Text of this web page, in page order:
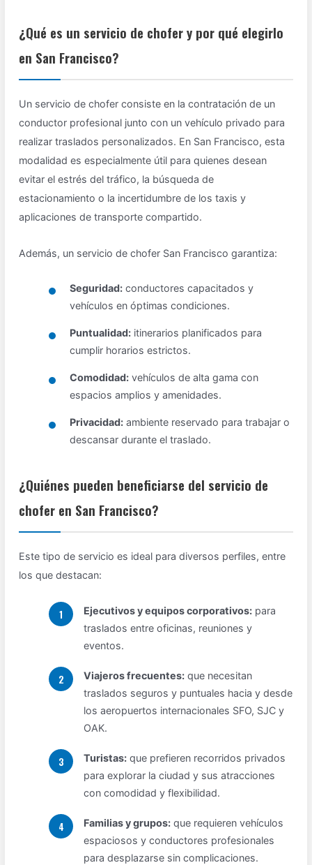
¿Qué es un servicio de chofer y por qué elegirlo
en San Francisco?
Un servicio de chofer consiste en la contratación de un
conductor profesional junto con un vehículo privado para
realizar traslados personalizados. En San Francisco, esta
modalidad es especialmente útil para quienes desean
evitar el estrés del tráfico, la búsqueda de
estacionamiento o la incertidumbre de los taxis y
aplicaciones de transporte compartido.
Además, un servicio de chofer San Francisco garantiza:
Seguridad: conductores capacitados y
vehículos en óptimas condiciones.
Puntualidad: itinerarios planificados para
cumplir horarios estrictos.
Comodidad: vehículos de alta gama con
espacios amplios y amenidades.
Privacidad: ambiente reservado para trabajar o
descansar durante el traslado.
¿Quiénes pueden beneficiarse del servicio de
chofer en San Francisco?
Este tipo de servicio es ideal para diversos perfiles, entre
los que destacan:
Ejecutivos y equipos corporativos: para
traslados entre oficinas, reuniones y
eventos.
Viajeros frecuentes: que necesitan
traslados seguros y puntuales hacia y desde
los aeropuertos internacionales SFO, SJC y
OAK.
Turistas: que prefieren recorridos privados
para explorar la ciudad y sus atracciones
con comodidad y flexibilidad.
Familias y grupos: que requieren vehículos
espaciosos y conductores profesionales
para desplazarse sin complicaciones.